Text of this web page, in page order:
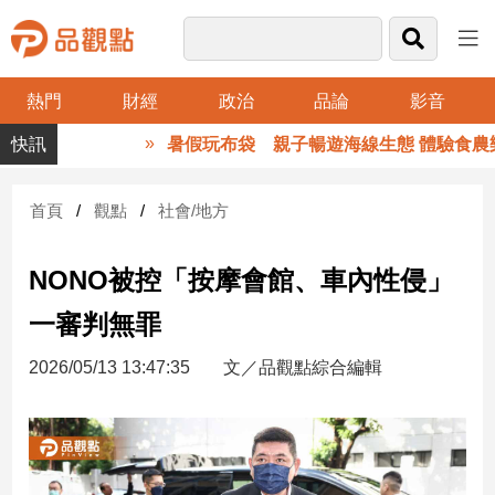
熱門 財經 政治 品論 影音
品
觀
財
台
財
新
產
經/
股
暑假玩布袋 親子暢遊海線生態 體驗食農樂
首頁 觀點 社會/地方
NONO被控「按摩會館、車內性侵」
一審判無罪
2026/05/13 13:47:35 文／品觀點綜合編輯